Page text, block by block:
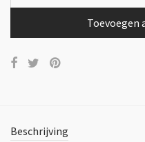
Toevoegen
Beschrijving